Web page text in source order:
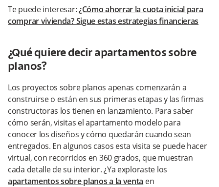
Te puede interesar:¿Cómo ahorrar la cuota inicial para
comprar vivienda? Sigue estas estrategias financieras
¿Qué quiere decir apartamentos sobre
planos?
Los proyectos sobre planos apenas comenzarán a
construirse o están en sus primeras etapas y las firmas
constructoras los tienen en lanzamiento. Para saber
cómo serán, visitas el apartamento modelo para
conocer los diseños y cómo quedarán cuando sean
entregados. En algunos casos esta visita se puede hacer
virtual, con recorridos en 360 grados, que muestran
cada detalle de su interior. ¿Ya exploraste los
apartamentos sobre planos a la venta en